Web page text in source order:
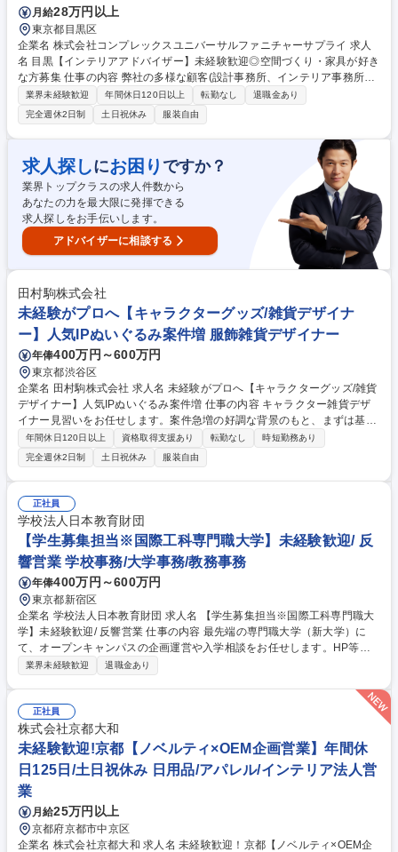
月給28万円以上
東京都目黒区
企業名 株式会社コンプレックスユニバーサルファニチャーサプライ 求人
名 目黒【インテリアアドバイザー】未経験歓迎◎空間づくり・家具が好き
な方募集 仕事の内容 弊社の多様な顧客(設計事務所、インテリア事務所、
デザイナー、オーナー様等）に対し家具企画提案を担当頂きます。現場視
察、製作進行、予算管理、納品から見積書や発注書等の作成まで一貫して
担当頂きます。 入社後は先輩に同行し、法人の顧客へ既成商品をご提案す
る営業から担当いただきます。椅子一脚から始まり、徐々に照明やインテ
リア全体等、少しずつ営業の幅を広げ、1から空間を創り上げていくこと
ができるようになります。ゆくゆくは、個人邸のオーナーや有名施設等も
担当し、こだわりの詰まった世界で1つの空間をお客様と創り上げていく
ことができるお仕事です。 募集職種 目黒【インテリアアドバイザー】未
経験歓迎◎空間づくり・家具が好きな方募集
業界未経験歓迎 年間休日120日以上 転勤なし
退職金あり
完全週休2日制
土日祝休み 服装自由
求人探しにお困り ですか？
業界トップクラスの求人件数から
あなたの力を最大限に発揮できる
求人探しをお手伝いします。
アドバイザーに相談する
田村駒株式会社
未経験がプロへ【キャラクターグッズ/雑貨デザイナ
ー】人気IPぬいぐるみ案件増 服飾雑貨デザイナー
年俸400万円～600万円
東京都渋谷区
企業名 田村駒株式会社 求人名 未経験がプロへ【キャラクターグッズ/雑貨
デザイナー】人気IPぬいぐるみ案件増 仕事の内容 キャラクター雑貨デザ
イナー見習いをお任せします。案件急増の好調な背景のもと、まずは基礎
業務からスタート。ゆくゆくは企画立案等の上流工程を担うプロへの成長
を推進します。異業種からの成長実績もあります。 【まずお任せしたい業
務】■商談・依頼受領：版権元との打合せ、商品コンセプトや仕様確認 ■
サンプル製作・確認：工場でのサンプル作成、実物チェック ■検品・納
品：色味や縫製品質の確認、出荷準備や納品対応 【ゆくゆくお任せしたい
業務】■ぬいぐるみやテーマパークグッズ等のデザイン企画・提案 ■版権
元とのデザイン調整、修正対応、最終確定 ■サイズ、生地、色などをまと
めたサンプル指示書作成 ■量産指示 募集職種 未経験がプロへ【キャラク
ターグッズ/雑貨デザイナー】人気IPぬいぐるみ案件増
年間休日120日以上 資格取得支援あり 転勤なし
時短勤務あり
完全週休2日制
土日祝休み 服装自由
正社員
学校法人日本教育財団
【学生募集担当※国際工科専門職大学】未経験歓迎/ 反
響営業 学校事務/大学事務/教務事務
年俸400万円～600万円
東京都新宿区
企業名 学校法人日本教育財団 求人名 【学生募集担当※国際工科専門職大
学】未経験歓迎/ 反響営業 仕事の内容 最先端の専門職大学（新大学）に
て、オープンキャンパスの企画運営や入学相談をお任せします。HP等を
見て興味を持ってくださった志願者や保護者への100%反響営業で、新規
や他校との違いを伝え、入学に向けて提案します。またSNSの運用や、オ
ープンキャンパス等のイベント企画、入学後の学生の事務サポートや学内
運営にも携わります。個人ノルマではなくチームで目標達成を目指すスタ
イルで、達成時にはインセンティブを支給します。 募集職種 【学生募集
担当※国際工科専門職大学】未経験歓迎/ 反響営業
業界未経験歓迎 退職金あり
正社員
株式会社京都大和
未経験歓迎!京都【ノベルティ×OEM企画営業】年間休
日125日/土日祝休み 日用品/アパレル/インテリア法人営
業
月給25万円以上
京都府京都市中京区
企業名 株式会社京都大和 求人名 未経験歓迎！京都【ノベルティ×OEM企